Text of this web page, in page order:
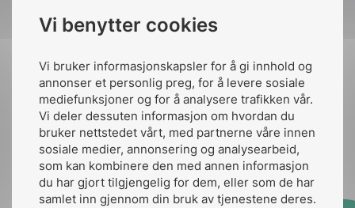
Vi benytter cookies
Vi bruker informasjonskapsler for å gi innhold og
annonser et personlig preg, for å levere sosiale
mediefunksjoner og for å analysere trafikken vår.
Vi deler dessuten informasjon om hvordan du
bruker nettstedet vårt, med partnerne våre innen
sosiale medier, annonsering og analysearbeid,
som kan kombinere den med annen informasjon
du har gjort tilgjengelig for dem, eller som de har
samlet inn gjennom din bruk av tjenestene deres.
Søk
Kontakt oss
Ansatte
nek@nek.no
Kontakt
Bruk av Cookies